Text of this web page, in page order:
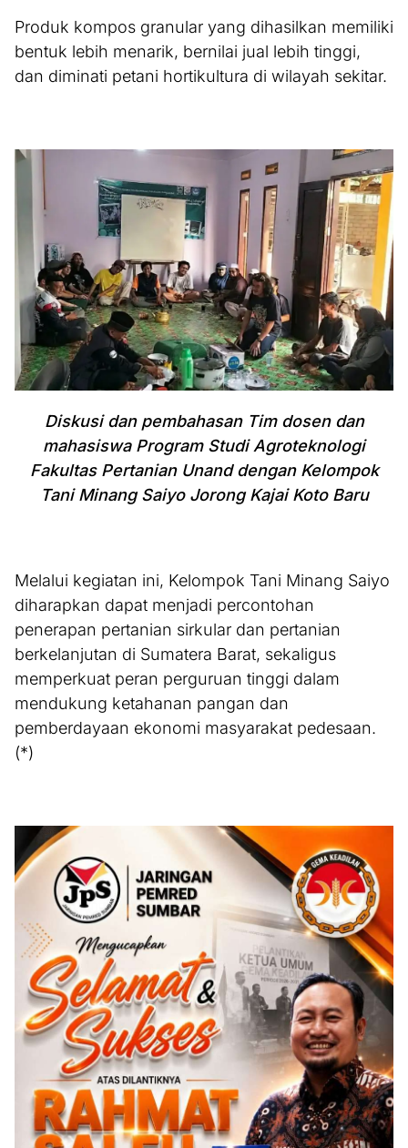
Produk kompos granular yang dihasilkan memiliki
bentuk lebih menarik, bernilai jual lebih tinggi,
dan diminati petani hortikultura di wilayah sekitar.
Diskusi dan pembahasan Tim dosen dan
mahasiswa Program Studi Agroteknologi
Fakultas Pertanian Unand dengan Kelompok
Tani Minang Saiyo Jorong Kajai Koto Baru
Melalui kegiatan ini, Kelompok Tani Minang Saiyo
diharapkan dapat menjadi percontohan
penerapan pertanian sirkular dan pertanian
berkelanjutan di Sumatera Barat, sekaligus
memperkuat peran perguruan tinggi dalam
mendukung ketahanan pangan dan
pemberdayaan ekonomi masyarakat pedesaan.
(*)